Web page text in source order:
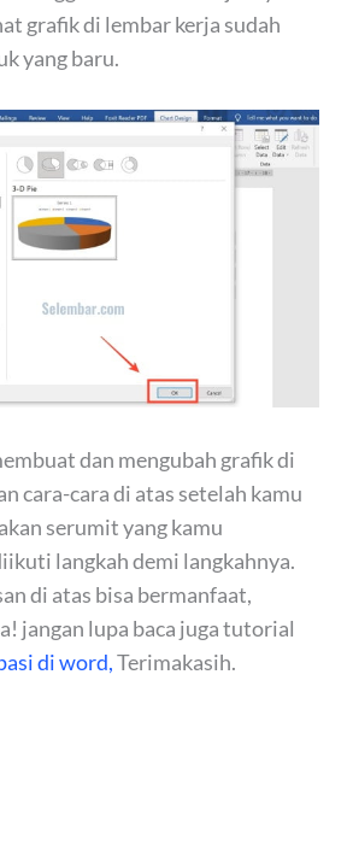
grafik di lembar kerja sudah
yang baru.
dan mengubah grafik di
cara-cara di atas setelah kamu
serumit yang kamu
langkah demi langkahnya.
di atas bisa bermanfaat,
jangan lupa baca juga tutorial
di word,Terimakasih.